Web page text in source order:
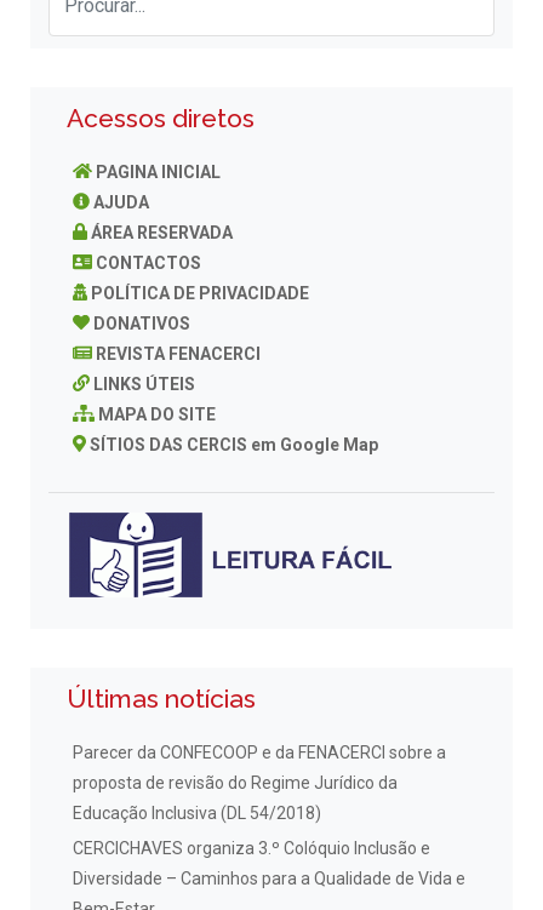
Acessos diretos
PAGINA INICIAL
AJUDA
ÁREA RESERVADA
CONTACTOS
POLÍTICA DE PRIVACIDADE
DONATIVOS
REVISTA FENACERCI
LINKS ÚTEIS
MAPA DO SITE
SÍTIOS DAS CERCIS em Google Map
Últimas notícias
Parecer da CONFECOOP e da FENACERCI sobre a
proposta de revisão do Regime Jurídico da
Educação Inclusiva (DL 54/2018)
CERCICHAVES organiza 3.º Colóquio Inclusão e
Diversidade – Caminhos para a Qualidade de Vida e